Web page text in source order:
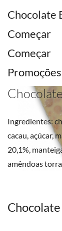
Chocolate
Começar
Começar
Promoções
Ingredientes:
cacau, açúcar,
20,1%,
amêndoas